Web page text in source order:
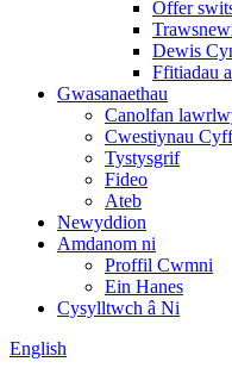
Offer
Dewis
Ffitiadau
Gwasanaethau
Canolfan
Cwestiynau
Tystysgrif
Fideo
Ateb
Newyddion
Amdanom ni
Proffil Cwmni
Ein Hanes
Cysylltwch â Ni
English